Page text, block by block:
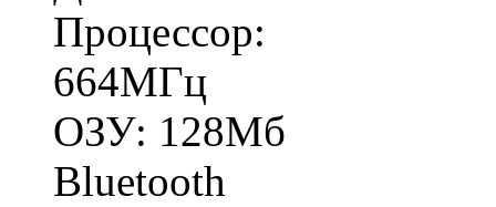
Процессор:
664МГц
ОЗУ: 128Мб
Bluetooth